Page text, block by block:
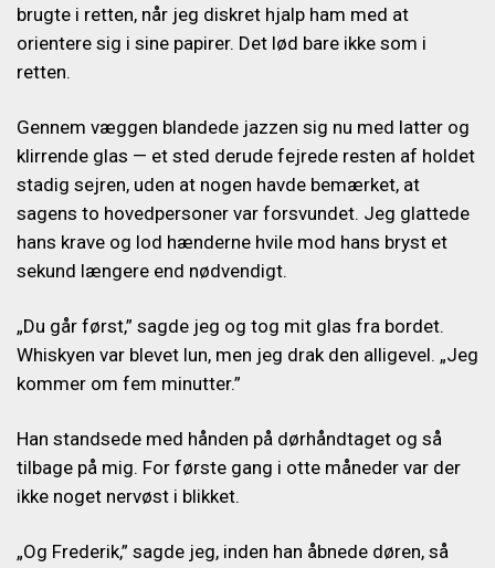
brugte i retten, når jeg diskret hjalp ham med at
orientere sig i sine papirer. Det lød bare ikke som i
retten.
Gennem væggen blandede jazzen sig nu med latter og
klirrende glas — et sted derude fejrede resten af holdet
stadig sejren, uden at nogen havde bemærket, at
sagens to hovedpersoner var forsvundet. Jeg glattede
hans krave og lod hænderne hvile mod hans bryst et
sekund længere end nødvendigt.
„Du går først,” sagde jeg og tog mit glas fra bordet.
Whiskyen var blevet lun, men jeg drak den alligevel. „Jeg
kommer om fem minutter.”
Han standsede med hånden på dørhåndtaget og så
tilbage på mig. For første gang i otte måneder var der
ikke noget nervøst i blikket.
„Og Frederik,” sagde jeg, inden han åbnede døren, så